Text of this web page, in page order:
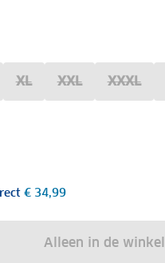
XL XXL XXXL
€ 34,99
Alleen in de winkel